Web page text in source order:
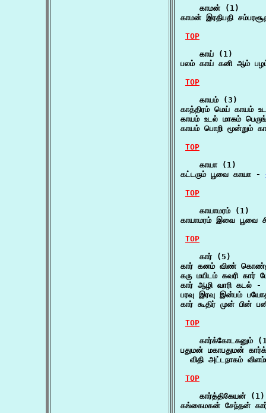
    காமன் (1)
காமன் இரதிபதி
TOP
    காய் (1)
பலம் காய் கனி ஆம்
TOP
    காயம் (3)
காத்திரம் மெய் காயம்
காயம் உடல் மாகம்
காயம் பொறி
TOP
    காயா (1)
கட்டரும் பூவை காயா -
TOP
    காயாமரம் (1)
காயாமரம் இவை பூவை
TOP
    கார் (5)
கார் கனம் விண்
கரு மயிடம் கவரி கார்
கார் ஆழி வாரி கடல் -
பரவு இரவு இன்பம்
கார் கூதிர் முன் பின்
TOP
கார்க்கோடகனும்
பதுமன் மகாபதுமன்
விதி அட்டநாகம்
TOP
    கார்த்திகேயன் (1)
கங்கைமகன் சேந்தன்